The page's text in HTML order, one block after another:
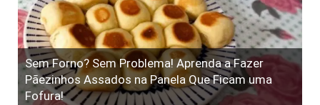
Sem Forno? Sem Problema! Aprenda a Fazer
Pãezinhos Assados na Panela Que Ficam uma
Fofura!